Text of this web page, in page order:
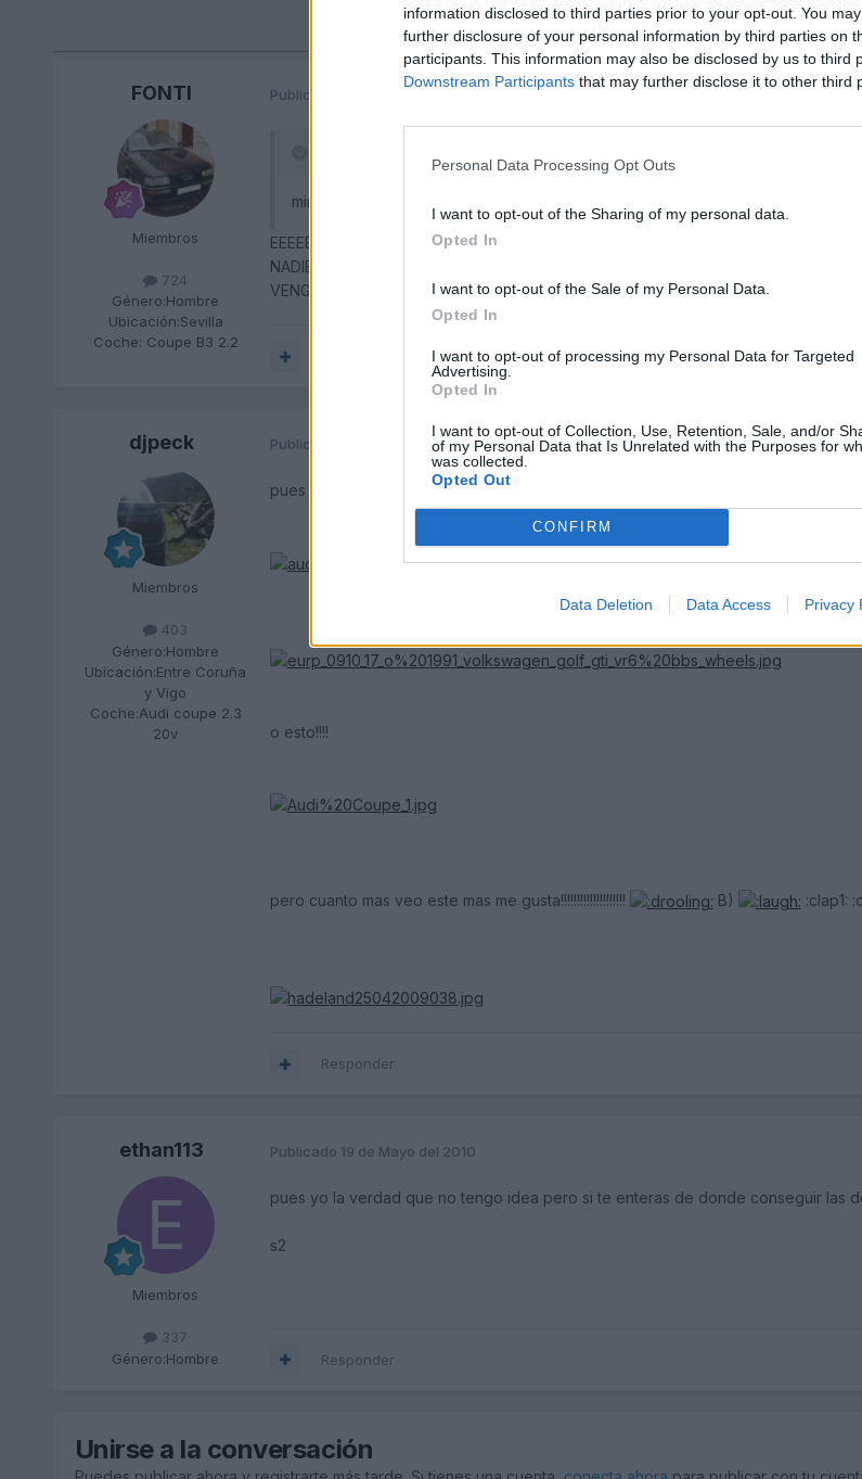
information disclosed to third parties prior to your opt-out. You
further disclosure of your personal information by third parties on
participants. This information may also be disclosed by us to third
Downstream Participants that may further disclose it to other third
Personal Data Processing Opt Outs
I want to opt-out of the Sharing of my personal data.
Opted In
I want to opt-out of the Sale of my Personal Data.
Opted In
I want to opt-out of processing my Personal Data for Targeted
Advertising.
Opted In
I want to opt-out of Collection, Use, Retention, Sale, and/or
of my Personal Data that Is Unrelated with the Purposes for
was collected.
Opted Out
CONFIRM
Data Deletion Data Access Privacy
FONTI
Miembros
724
Género:Hombre
Ubicación:Sevilla
Coche: Coupe B3 2.2
Publicado
mirad estas llantas,os gustan?donde podria conseguirlas?,si no
EEEEEEEEEEEEEEEEEYYYYYYYYYY
NADIE ME CONTESTA NADA SOBRE ESAS LLANTAS?
VENGA ANIMAROS
djpeck
Miembros
403
Género:Hombre
Ubicación:Entre Coruña
y Vigo
Coche:Audi coupe 2.3
20v
Publicado 18 de Mayo del 2010
pues yo algun dia montare esto!!! :clap1:
o esto!!!!
pero cuanto mas veo este mas me gusta!!!!!!!!!!!!!!!!!!!! B) :clap1:
Responder
ethan113
Miembros
337
Género:Hombre
Publicado 19 de Mayo del 2010
pues yo la verdad que no tengo idea pero si te enteras de donde conseguir las
s2
Responder
Unirse a la conversación